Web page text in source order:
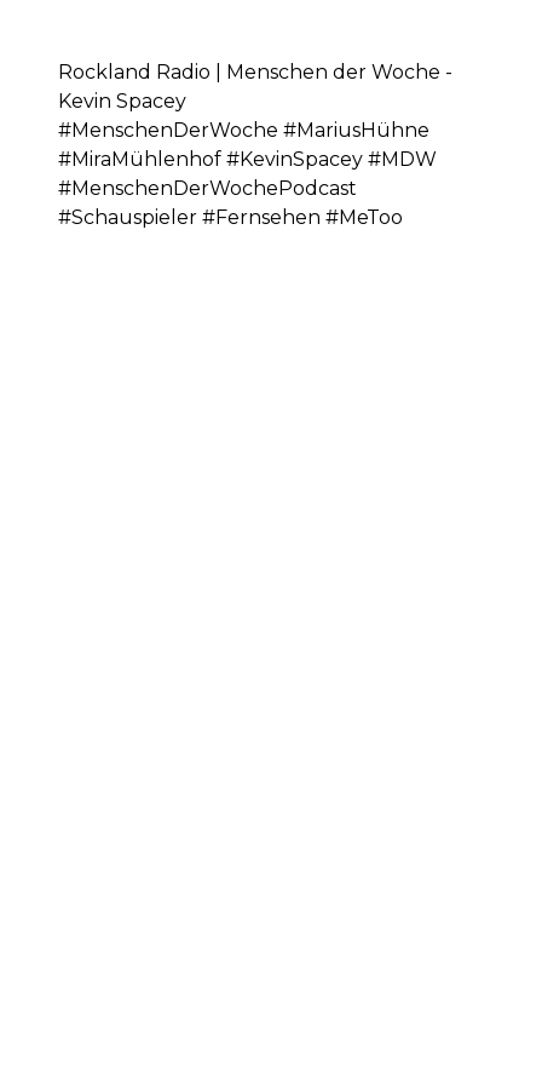
Rockland Radio | Menschen der Woche -
Kevin Spacey
#MenschenDerWoche #MariusHühne
#MiraMühlenhof #KevinSpacey #MDW
#MenschenDerWochePodcast
#Schauspieler #Fernsehen #MeToo